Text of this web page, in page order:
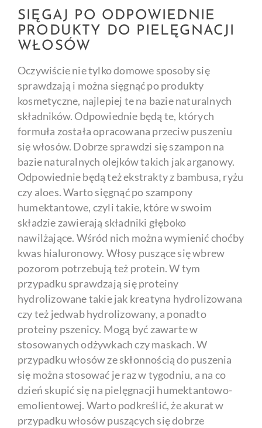
SIĘGAJ PO ODPOWIEDNIE
PRODUKTY DO PIELĘGNACJI
WŁOSÓW
Oczywiście nie tylko domowe sposoby się
sprawdzają i można sięgnąć po produkty
kosmetyczne, najlepiej te na bazie naturalnych
składników. Odpowiednie będą te, których
formuła została opracowana przeciw puszeniu
się włosów. Dobrze sprawdzi się szampon na
bazie naturalnych olejków takich jak arganowy.
Odpowiednie będą też ekstrakty z bambusa, ryżu
czy aloes. Warto sięgnąć po szampony
humektantowe, czyli takie, które w swoim
składzie zawierają składniki głęboko
nawilżające. Wśród nich można wymienić choćby
kwas hialuronowy. Włosy puszące się wbrew
pozorom potrzebują też protein. W tym
przypadku sprawdzają się proteiny
hydrolizowane takie jak kreatyna hydrolizowana
czy też jedwab hydrolizowany, a ponadto
proteiny pszenicy. Mogą być zawarte w
stosowanych odżywkach czy maskach. W
przypadku włosów ze skłonnością do puszenia
się można stosować je raz w tygodniu, a na co
dzień skupić się na pielęgnacji humektantowo-
emolientowej. Warto podkreślić, że akurat w
przypadku włosów puszących się dobrze